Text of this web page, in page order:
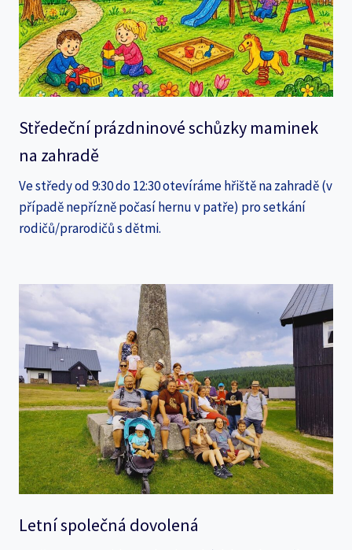
Středeční prázdninové schůzky maminek
na zahradě
Ve středy od 9:30 do 12:30 otevíráme hřiště na zahradě (v
případě nepřízně počasí hernu v patře) pro setkání
rodičů/prarodičů s dětmi.
Letní společná dovolená